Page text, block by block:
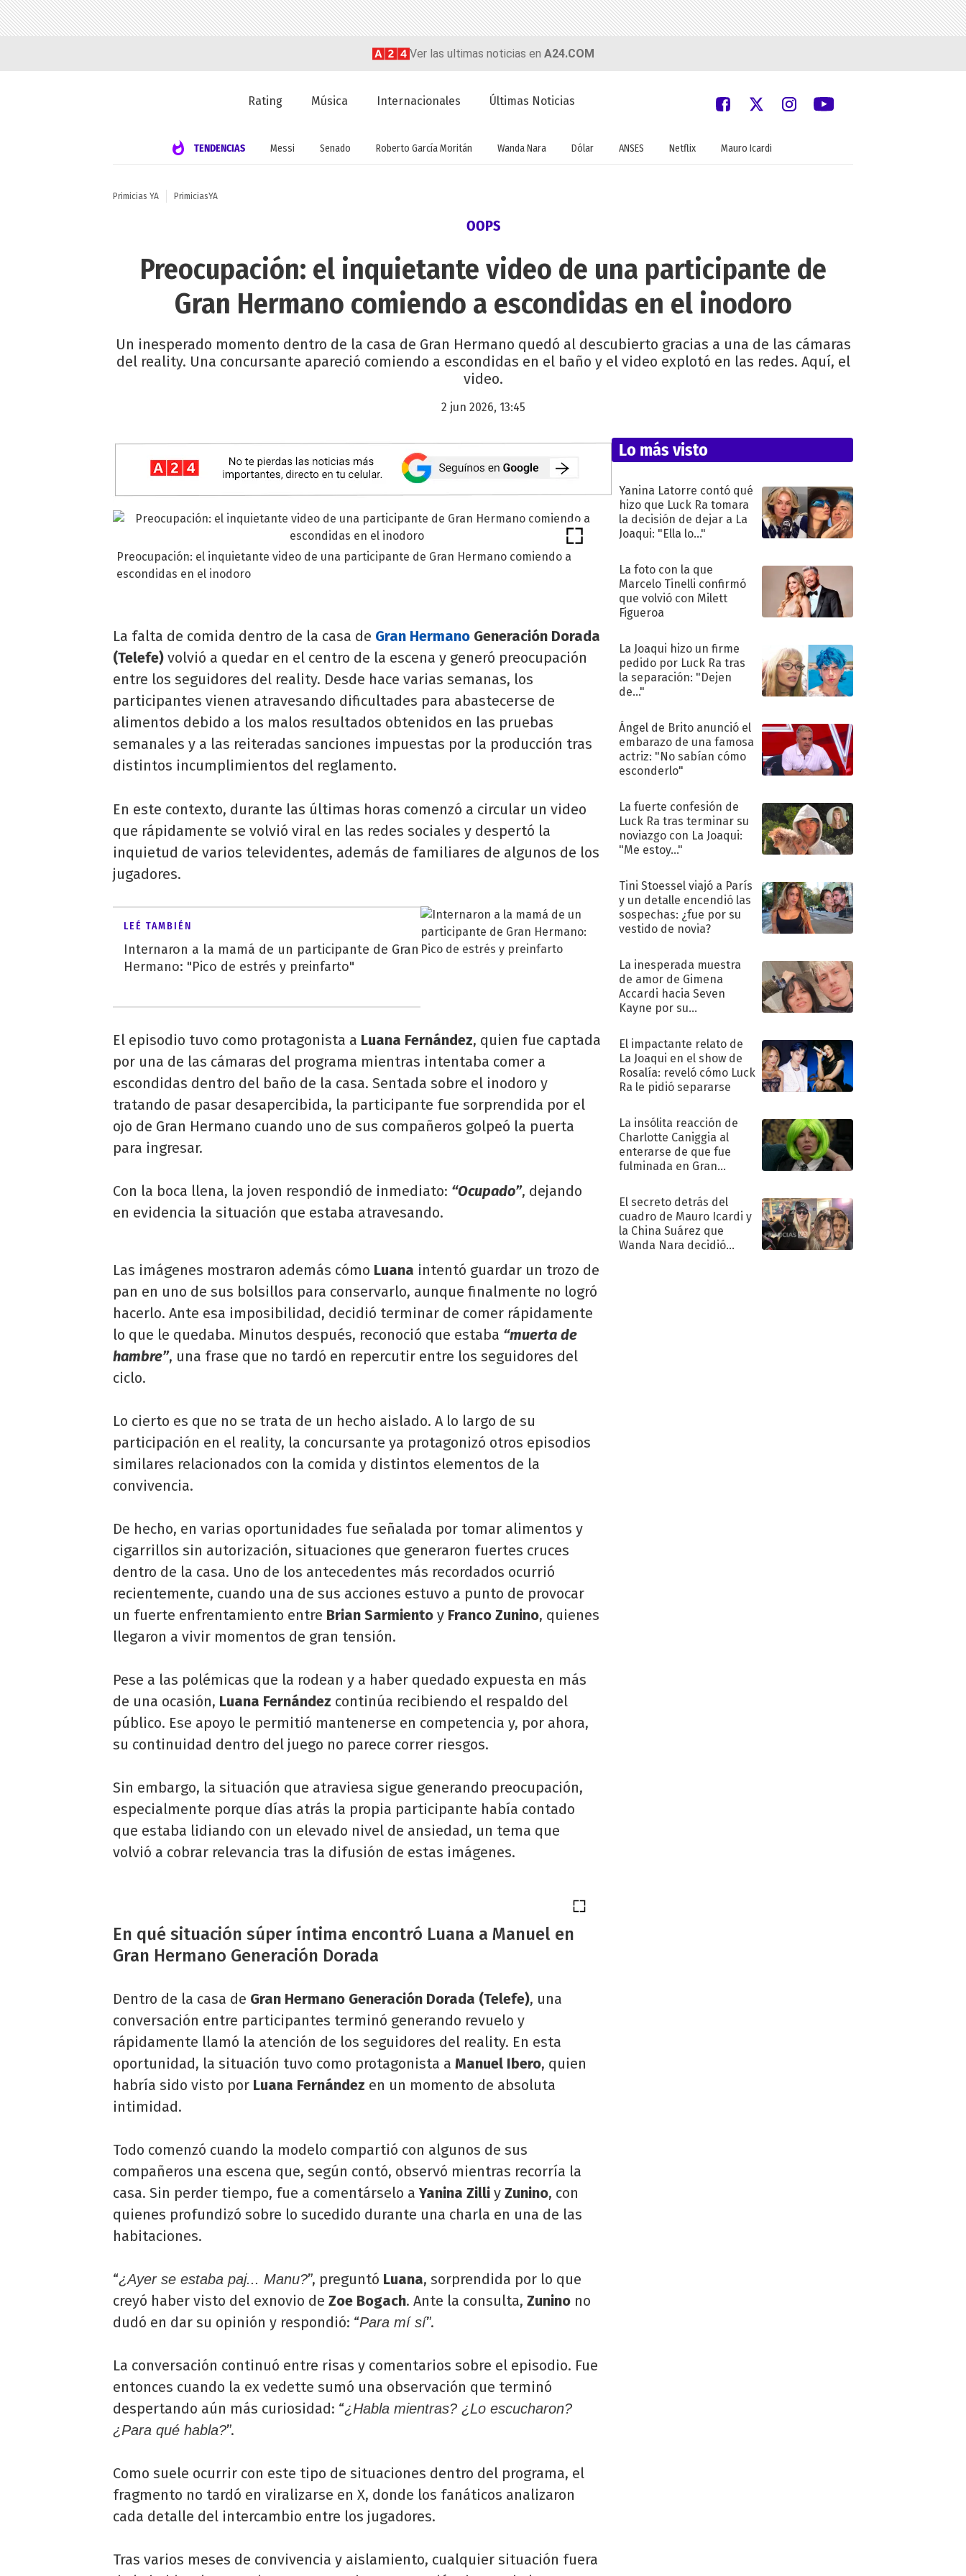
Ver las ultimas noticias en A24.COM
Rating Música Internacionales Últimas Noticias
TENDENCIAS Messi Senado Roberto García Moritán Wanda Nara Dólar ANSES Netflix Mauro Icardi
Primicias YA PrimiciasYA
OOPS
Preocupación: el inquietante video de una participante de
Gran Hermano comiendo a escondidas en el inodoro
Un inesperado momento dentro de la casa de Gran Hermano quedó al descubierto gracias a una de las cámaras
del reality. Una concursante apareció comiendo a escondidas en el baño y el video explotó en las redes. Aquí, el
video.
2 jun 2026, 13:45
Preocupación: el inquietante video de una participante de Gran Hermano comiendo a
escondidas en el inodoro
La falta de comida dentro de la casa de Gran Hermano Generación Dorada
(Telefe) volvió a quedar en el centro de la escena y generó preocupación
entre los seguidores del reality. Desde hace varias semanas, los
participantes vienen atravesando dificultades para abastecerse de
alimentos debido a los malos resultados obtenidos en las pruebas
semanales y a las reiteradas sanciones impuestas por la producción tras
distintos incumplimientos del reglamento.
En este contexto, durante las últimas horas comenzó a circular un video
que rápidamente se volvió viral en las redes sociales y despertó la
inquietud de varios televidentes, además de familiares de algunos de los
jugadores.
LEÉ TAMBIÉN
Internaron a la mamá de un participante de Gran
Hermano: "Pico de estrés y preinfarto"
El episodio tuvo como protagonista a Luana Fernández, quien fue captada
por una de las cámaras del programa mientras intentaba comer a
escondidas dentro del baño de la casa. Sentada sobre el inodoro y
tratando de pasar desapercibida, la participante fue sorprendida por el
ojo de Gran Hermano cuando uno de sus compañeros golpeó la puerta
para ingresar.
Con la boca llena, la joven respondió de inmediato: “Ocupado”, dejando
en evidencia la situación que estaba atravesando.
Las imágenes mostraron además cómo Luana intentó guardar un trozo de
pan en uno de sus bolsillos para conservarlo, aunque finalmente no logró
hacerlo. Ante esa imposibilidad, decidió terminar de comer rápidamente
lo que le quedaba. Minutos después, reconoció que estaba “muerta de
hambre”, una frase que no tardó en repercutir entre los seguidores del
ciclo.
Lo cierto es que no se trata de un hecho aislado. A lo largo de su
participación en el reality, la concursante ya protagonizó otros episodios
similares relacionados con la comida y distintos elementos de la
convivencia.
De hecho, en varias oportunidades fue señalada por tomar alimentos y
cigarrillos sin autorización, situaciones que generaron fuertes cruces
dentro de la casa. Uno de los antecedentes más recordados ocurrió
recientemente, cuando una de sus acciones estuvo a punto de provocar
un fuerte enfrentamiento entre Brian Sarmiento y Franco Zunino, quienes
llegaron a vivir momentos de gran tensión.
Pese a las polémicas que la rodean y a haber quedado expuesta en más
de una ocasión, Luana Fernández continúa recibiendo el respaldo del
público. Ese apoyo le permitió mantenerse en competencia y, por ahora,
su continuidad dentro del juego no parece correr riesgos.
Sin embargo, la situación que atraviesa sigue generando preocupación,
especialmente porque días atrás la propia participante había contado
que estaba lidiando con un elevado nivel de ansiedad, un tema que
volvió a cobrar relevancia tras la difusión de estas imágenes.
En qué situación súper íntima encontró Luana a Manuel en
Gran Hermano Generación Dorada
Dentro de la casa de Gran Hermano Generación Dorada (Telefe), una
conversación entre participantes terminó generando revuelo y
rápidamente llamó la atención de los seguidores del reality. En esta
oportunidad, la situación tuvo como protagonista a Manuel Ibero, quien
habría sido visto por Luana Fernández en un momento de absoluta
intimidad.
Todo comenzó cuando la modelo compartió con algunos de sus
compañeros una escena que, según contó, observó mientras recorría la
casa. Sin perder tiempo, fue a comentárselo aYanina Zilli y Zunino, con
quienes profundizó sobre lo sucedido durante una charla en una de las
habitaciones.
“¿Ayer se estaba paj... Manu?”, preguntó Luana, sorprendida por lo que
creyó haber visto del exnovio de Zoe Bogach. Ante la consulta, Zunino no
dudó en dar su opinión y respondió: “Para mí sí”.
La conversación continuó entre risas y comentarios sobre el episodio. Fue
entonces cuando la ex vedette sumó una observación que terminó
despertando aún más curiosidad: “¿Habla mientras? ¿Lo escucharon?
¿Para qué habla?”.
Como suele ocurrir con este tipo de situaciones dentro del programa, el
fragmento no tardó en viralizarse en X, donde los fanáticos analizaron
cada detalle del intercambio entre los jugadores.
Tras varios meses de convivencia y aislamiento, cualquier situación fuera
Lo más visto
Yanina Latorre contó qué
hizo que Luck Ra tomara
la decisión de dejar a La
Joaqui: "Ella lo..."
La foto con la que
Marcelo Tinelli confirmó
que volvió con Milett
Figueroa
La Joaqui hizo un firme
pedido por Luck Ra tras
la separación: "Dejen
de..."
Ángel de Brito anunció el
embarazo de una famosa
actriz: "No sabían cómo
esconderlo"
La fuerte confesión de
Luck Ra tras terminar su
noviazgo con La Joaqui:
"Me estoy..."
Tini Stoessel viajó a París
y un detalle encendió las
sospechas: ¿fue por su
vestido de novia?
La inesperada muestra
de amor de Gimena
Accardi hacia Seven
Kayne por su
El impactante relato de
La Joaqui en el show de
Rosalía: reveló cómo Luck
Ra le pidió separarse
La insólita reacción de
Charlotte Caniggia al
enterarse de que fue
fulminada en Gran
El secreto detrás del
cuadro de Mauro Icardi y
la China Suárez que
Wanda Nara decidió